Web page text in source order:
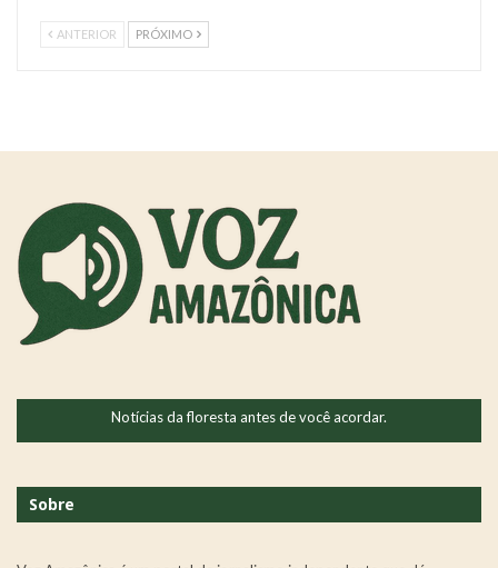
ANTERIOR PRÓXIMO
Notícias da floresta antes de você acordar.
Sobre